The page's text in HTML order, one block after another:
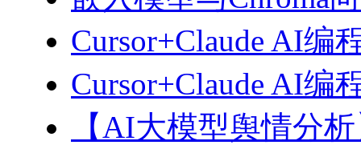
Cursor+Claude AI编
Cursor+Claude AI编
【AI大模型舆情分